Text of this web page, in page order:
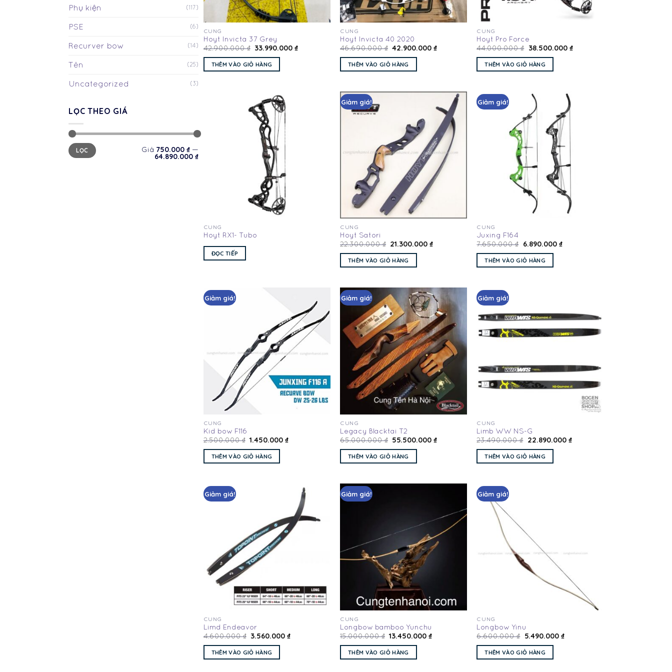
Phụ kiện (117)
PSE (6)
Recurver bow (14)
Tên (25)
Uncategorized (3)
LỌC THEO GIÁ
Giá
thấp
nhất
Giá
cao
nhất
LỌC Giá 750.000 ₫ —
64.890.000 ₫
CUNG
Hoyt Invicta 37 Grey
42.900.000₫ 33.990.000₫
THÊM VÀO GIỎ HÀNG
CUNG
Hoyt Invicta 40 2020
46.690.000₫ 42.900.000₫
THÊM VÀO GIỎ HÀNG
CUNG
Hoyt Pro Force
44.000.000₫ 38.500.000 ₫
THÊM VÀO GIỎ HÀNG
CUNG
Hoyt RX1- Tubo
ĐỌC TIẾP
Giảm giá!
Add
to
wishlist
CUNG
Hoyt Satori
22.300.000₫ 21.300.000₫
THÊM VÀO GIỎ HÀNG
Giảm giá!
CUNG
Juxing F164
7.650.000₫ 6.890.000 ₫
THÊM VÀO GIỎ HÀNG
Giảm giá!
to
wishlist
CUNG
Kid bow F116
2.500.000₫ 1.450.000₫
THÊM VÀO GIỎ HÀNG
Giảm giá!
Add
wishlist
CUNG
Legacy Blacktai T2
65.000.000₫ 55.500.000₫
THÊM VÀO GIỎ HÀNG
Giảm giá!
Add
to
wishlist
CUNG
Limb WW NS-G
23.490.000₫ 22.890.000 ₫
THÊM VÀO GIỎ HÀNG
Giảm giá!
to
CUNG
Limd Endeavor
4.600.000₫ 3.560.000₫
THÊM VÀO GIỎ HÀNG
Giảm giá!
Add
to
wishlist
CUNG
Longbow bamboo Yunchu
15.000.000₫ 13.450.000₫
THÊM VÀO GIỎ HÀNG
Giảm giá!
CUNG
Longbow Yinu
6.600.000₫ 5.490.000 ₫
THÊM VÀO GIỎ HÀNG